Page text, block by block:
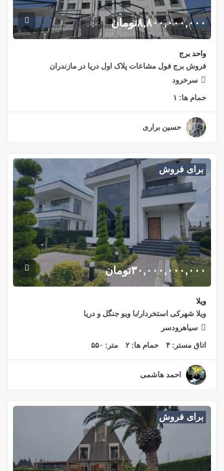
۸,۸۰۰,۰۰۰,۰۰۰تومان
واحد برج
فروش برج فول مشاعات پلاک اول دریا در مازندران
سرخرود
حمام ها: ۱
حسین براری
برای فروش
۳۰,۰۰۰,۰۰۰,۰۰۰تومان
ویلا
ویلا شهرکی استخردار/با ویو جنگل و دریا
سیاهرودسر
اتاق مستر: ۴ حمام ها: ۲ متر: ۵۵۰
احمد هاشمی
برای فروش